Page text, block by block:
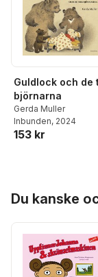
Guldlock och de
björnarna
Gerda Muller
Inbunden, 2024
153 kr
Du kanske